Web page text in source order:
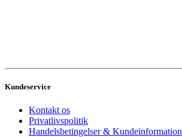
Kundeservice
Kontakt os
Privatlivspolitik
Handelsbetingelser & Kundeinformation